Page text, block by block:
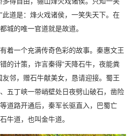
此道是：烽火戏诸侯，一笑失天下。在
城的唯一官道就是故道。
一个充满传奇色彩的故事。秦惠文王
的计策，诈言秦得“天降石牛，夜能粪
邻，赠石牛献美女，恳请迎接。蜀王
五丁峡一带峭壁处日夜劈山破石，凿险
道路开通后，秦军长驱直入，巴蜀亡
牛道，也叫金牛道。